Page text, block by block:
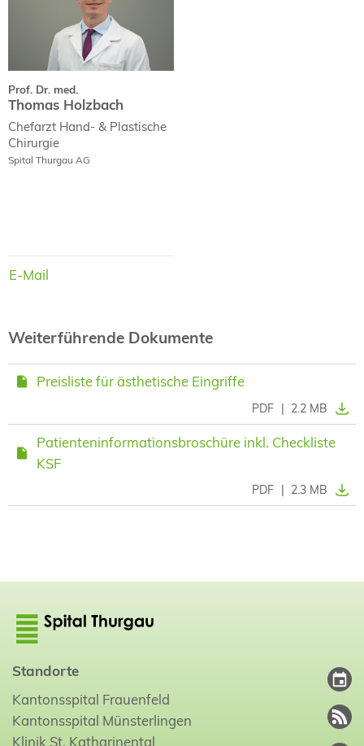
Prof. Dr. med.
Thomas Holzbach
Chefarzt Hand- & Plastische
Chirurgie
Spital Thurgau AG
E-Mail
E-Mail
Weiterführende Dokumente
Preisliste für ästhetische Eingriffe
PDF | 2.2 MB
Patienteninformationsbroschüre inkl. Checkliste
KSF
PDF | 2.3 MB
Standorte
Kantonsspital Frauenfeld
Kantonsspital Münsterlingen
Klinik St. Katharinental